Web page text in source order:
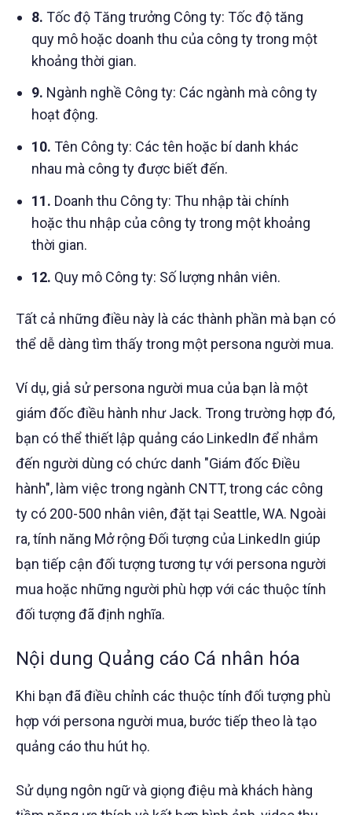
8. Tốc độ Tăng trưởng Công ty: Tốc độ tăng
quy mô hoặc doanh thu của công ty trong một
khoảng thời gian.
9. Ngành nghề Công ty: Các ngành mà công ty
hoạt động.
10. Tên Công ty: Các tên hoặc bí danh khác
nhau mà công ty được biết đến.
11. Doanh thu Công ty: Thu nhập tài chính
hoặc thu nhập của công ty trong một khoảng
thời gian.
12. Quy mô Công ty: Số lượng nhân viên.
Tất cả những điều này là các thành phần mà bạn có
thể dễ dàng tìm thấy trong một persona người mua.
Ví dụ, giả sử persona người mua của bạn là một
giám đốc điều hành như Jack. Trong trường hợp đó,
bạn có thể thiết lập quảng cáo LinkedIn để nhắm
đến người dùng có chức danh "Giám đốc Điều
hành", làm việc trong ngành CNTT, trong các công
ty có 200-500 nhân viên, đặt tại Seattle, WA. Ngoài
ra, tính năng Mở rộng Đối tượng của LinkedIn giúp
bạn tiếp cận đối tượng tương tự với persona người
mua hoặc những người phù hợp với các thuộc tính
đối tượng đã định nghĩa.
Nội dung Quảng cáo Cá nhân hóa
Khi bạn đã điều chỉnh các thuộc tính đối tượng phù
hợp với persona người mua, bước tiếp theo là tạo
quảng cáo thu hút họ.
Sử dụng ngôn ngữ và giọng điệu mà khách hàng